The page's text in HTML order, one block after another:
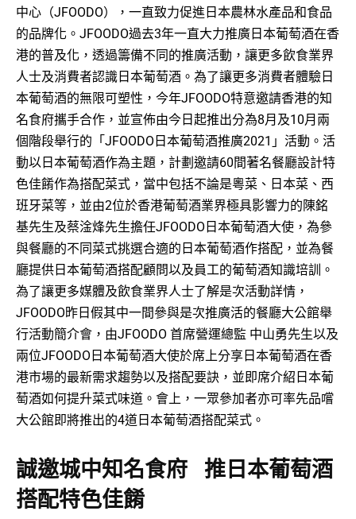
中心（JFOODO），一直致力促進日本農林水產品和食品
的品牌化。JFOODO過去3年一直大力推廣日本葡萄酒在香
港的普及化，透過籌備不同的推廣活動，讓更多飲食業界
人士及消費者認識日本葡萄酒。為了讓更多消費者體驗日
本葡萄酒的無限可塑性，今年JFOODO特意邀請香港的知
名食府攜手合作，並宣佈由今日起推出分為8月及10月兩
個階段舉行的「JFOODO日本葡萄酒推廣2021」活動。活
動以日本葡萄酒作為主題，計劃邀請60間著名餐廳設計特
色佳餚作為搭配菜式，當中包括不論是粵菜、日本菜、西
班牙菜等，並由2位於香港葡萄酒業界極具影響力的陳銘
基先生及蔡淦烽先生擔任JFOODO日本葡萄酒大使，為參
與餐廳的不同菜式挑選合適的日本葡萄酒作搭配，並為餐
廳提供日本葡萄酒搭配顧問以及員工的葡萄酒知識培訓。
為了讓更多媒體及飲食業界人士了解是次活動詳情，
JFOODO昨日假其中一間參與是次推廣活的餐廳大公館舉
行活動簡介會，由JFOODO 首席營運總監 中山勇先生以及
兩位JFOODO日本葡萄酒大使於席上分享日本葡萄酒在香
港市場的最新需求趨勢以及搭配要訣，並即席介紹日本葡
萄酒如何提升菜式味道。會上，一眾參加者亦可率先品嚐
大公館即將推出的4道日本葡萄酒搭配菜式。
誠邀城中知名食府 推日本葡萄酒
搭配特色佳餚